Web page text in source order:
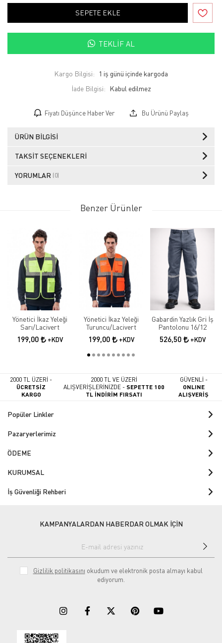
SEPETE EKLE
TEKLIF AL
Kargo Bilgisi:
1 iş günü içinde kargoda
İade Bilgisi:
Fiyatı Düşünce Haber Ver Bu Ürünü Paylaş
ÜRÜN BILGISI
TAKSIT SEÇENEKLERI
YORUMLAR (0)
Benzer Ürünler
Yönetici İkaz Yeleği
Sarı/Lacivert
199,00 +KDV
Yönetici İkaz Yeleği
Turuncu/Lacivert
199,00 +KDV
Gabardin Yazlık Gri İş
Pantolonu 16/12
526,50 +KDV
2000 TL ÜZERİ -
ÜCRETSİZ
KARGO
2000 TL VE ÜZERİ
ALIŞVERİŞLERİNİZDE -SEPETTE 100
TL İNDİRİM FIRSATI
GÜVENLİ -
ONLINE
ALIŞVERİŞ
Popüler Linkler
Pazaryerlerimiz
ÖDEME
KURUMSAL
İş Güvenliği Rehberi
KAMPANYALARDAN HABERDAR OLMAK İÇİN
Gizlilik politikasını okudum ve elektronik posta almayı kabul
ediyorum.